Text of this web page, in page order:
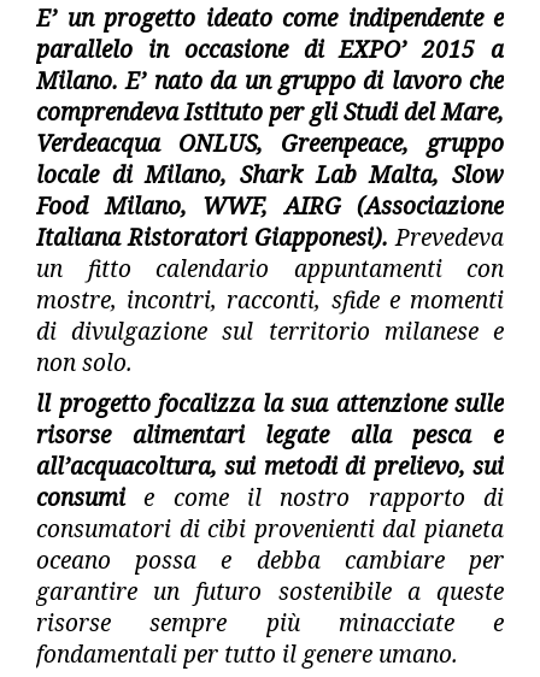
E’ un progetto ideato come indipendente e
parallelo in occasione di EXPO’ 2015 a
Milano. E’ nato da un gruppo di lavoro che
comprendeva Istituto per gli Studi del Mare,
Verdeacqua ONLUS, Greenpeace, gruppo
locale di Milano, Shark Lab Malta, Slow
Food Milano, WWF, AIRG (Associazione
Italiana Ristoratori Giapponesi). Prevedeva
un fitto calendario appuntamenti con
mostre, incontri, racconti, sfide e momenti
di divulgazione sul territorio milanese e
non solo.
ll progetto focalizza la sua attenzione sulle
risorse alimentari legate alla pesca e
all’acquacoltura, sui metodi di prelievo, sui
consumie come il nostro rapporto di
consumatori di cibi provenienti dal pianeta
oceano possa e debba cambiare per
garantire un futuro sostenibile a queste
risorse sempre più minacciate e
fondamentali per tutto il genere umano.